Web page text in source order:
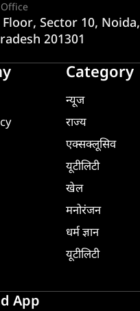
Floor, Sector 10, Noida,
201301
Category
न्यूज
राज्य
एक्सक्लूसिव
यूटीलिटी
खेल
मनोरंजन
धर्म ज्ञान
यूटीलिटी
App